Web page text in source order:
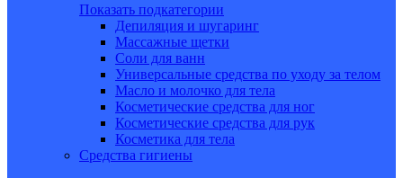
Показать подкатегории
Депиляция и шугаринг
Массажные щетки
Соли для ванн
Универсальные средства по уходу за телом
Масло и молочко для тела
Косметические средства для ног
Косметические средства для рук
Косметика для тела
Средства гигиены